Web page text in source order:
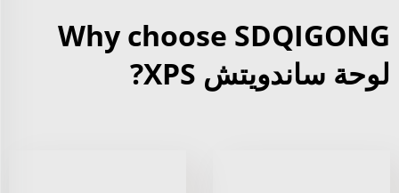
Why choose SDQIGONG
لوحة ساندويتش XPS?